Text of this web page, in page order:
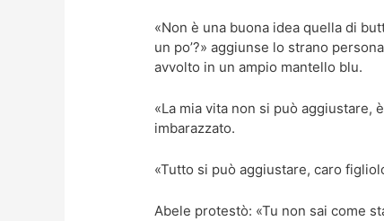
«Non è una buona idea quella di
un po’?» aggiunse lo strano
avvolto in un ampio mantello blu.
«La mia vita non si può aggiustare,
imbarazzato.
«Tutto si può aggiustare, caro
Abele protestò: «Tu non sai come